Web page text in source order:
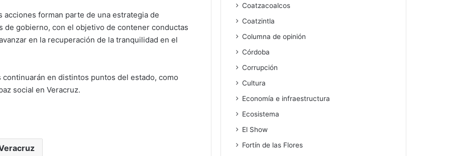
acciones forman parte de una estrategia de
gobierno, con el objetivo de contener conductas
en la recuperación de la tranquilidad en el
en distintos puntos del estado, como
social en Veracruz.
Coatzacoalcos
Coatzintla
Columna de opinión
Córdoba
Corrupción
Cultura
Economía e infraestructura
Ecosistema
El Show
Fortín de las Flores